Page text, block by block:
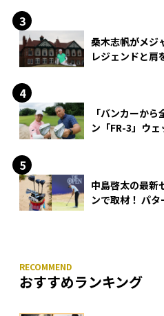
桑木志帆がメジ
レジェンドと肩
「バンカーか
ン「FR-3」ウ
中島啓太の最新
ンで取材！ パ
おすすめランキング